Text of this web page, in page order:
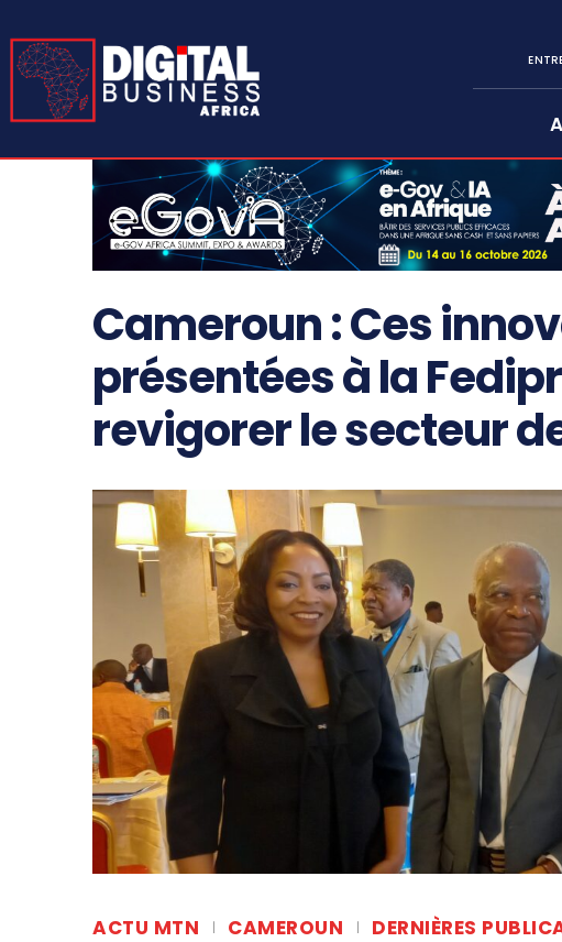
Cameroun : Ces
présentées à la
revigorer le secteur
ACTU MTN CAMEROUN DERNIÈRES